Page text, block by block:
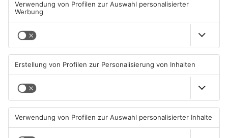
Müll wird in Kreisen
Aschaffenburg und
Miltenberg früher abgeholt
07.08.2026, 09:25 UHR IN
PRIMAVERALAND
Primaveraland weisen teils
erhebliche Mängel auf
06.08.2026, 06:37 UHR IN
PRIMAVERALAND
TOPNEWS